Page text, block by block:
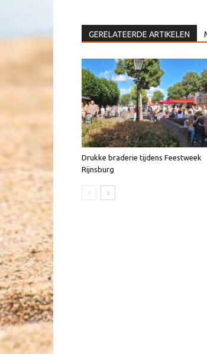
GERELATEERDE ARTIKELEN
Drukke braderie tijdens Feestweek
Rijnsburg